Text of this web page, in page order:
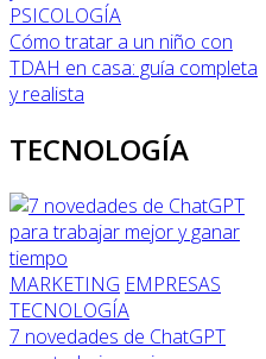
PSICOLOGÍA
Cómo tratar a un niño con
TDAH en casa: guía completa
y realista
TECNOLOGÍA
MARKETING EMPRESAS
TECNOLOGÍA
7 novedades de ChatGPT